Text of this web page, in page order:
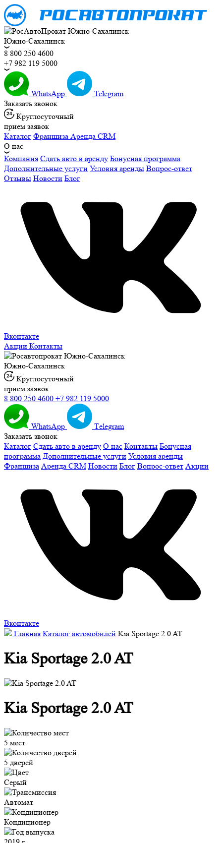
Южно-Сахалинск
8 800 250 4600
+7 982 119 5000
WhatsApp
Telegram
Заказать звонок
Круглосуточный
прием заявок
Каталог Франшиза Аренда CRM
О нас
Компания Сдать авто в аренду Бонусная программа
Дополнительные услуги Условия аренды Вопрос-ответ
Отзывы Новости Блог
Вконтакте
Акции Контакты
Южно-Сахалинск
Круглосуточный
прием заявок
8 800 250 4600 +7 982 119 5000
WhatsApp
Тelegram
Заказать звонок
Каталог Сдать авто в аренду О нас Контакты Бонусная
программа Дополнительные услуги Условия аренды
Франшиза Аренда CRM Новости Блог Вопрос-ответ Акции
Вконтакте
Главная Каталог автомобилей Kia Sportage 2.0 AT
Kia Sportage 2.0 AT
Kia Sportage 2.0 AT
5 мест
5 дверей
Серый
Автомат
Кондиционер